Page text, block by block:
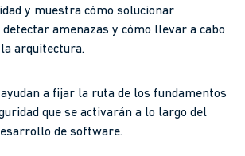
y muestra cómo solucionar
amenazas y cómo llevar a cabo
arquitectura.
a fijar la ruta de los fundamentos
que se activarán a lo largo del
de software.